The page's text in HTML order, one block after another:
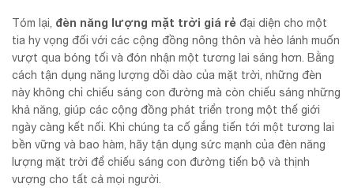
Tóm lại, đèn năng lượng mặt trời giá rẻ đại diện cho một
tia hy vọng đối với các cộng đồng nông thôn và hẻo lánh muốn
vượt qua bóng tối và đón nhận một tương lai sáng hơn. Bằng
cách tận dụng năng lượng dồi dào của mặt trời, những đèn
này không chỉ chiếu sáng con đường mà còn chiếu sáng những
khả năng, giúp các cộng đồng phát triển trong một thế giới
ngày càng kết nối. Khi chúng ta cố gắng tiến tới một tương lai
bền vững và bao hàm, hãy tận dụng sức mạnh của đèn năng
lượng mặt trời để chiếu sáng con đường tiến bộ và thịnh
vượng cho tất cả mọi người.